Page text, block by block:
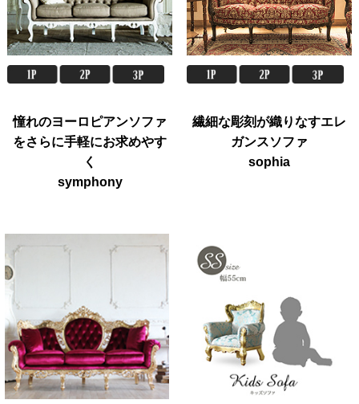
憧れのヨーロピアンソファ
をさらに手軽にお求めやす
く
symphony
繊細な彫刻が織りなすエレ
ガンスソファ
sophia